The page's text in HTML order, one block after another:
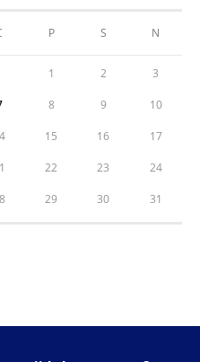
P S N
1 2 3
8 9 10
15 16 17
22 23 24
29 30 31